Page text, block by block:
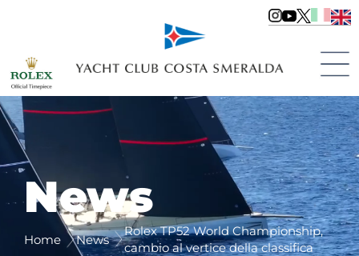
News
Home News
Rolex TP52 World Championship,
cambio al vertice della classifica